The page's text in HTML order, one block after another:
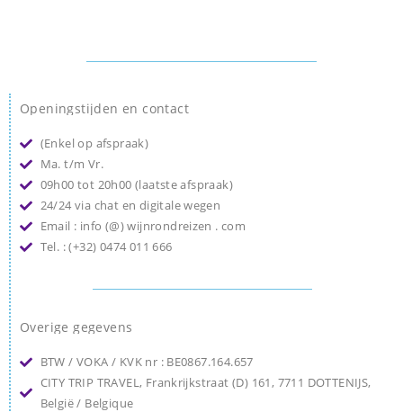
Openingstijden en contact
(Enkel op afspraak)
Ma. t/m Vr.
09h00 tot 20h00 (laatste afspraak)
24/24 via chat en digitale wegen
Email : info (@) wijnrondreizen . com
Tel. : (+32) 0474 011 666
Overige gegevens
BTW / VOKA / KVK nr : BE0867.164.657
CITY TRIP TRAVEL, Frankrijkstraat (D) 161, 7711 DOTTENIJS,
België / Belgique